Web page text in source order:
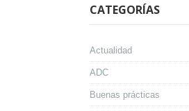
CATEGORÍAS
Actualidad
ADC
Buenas prácticas